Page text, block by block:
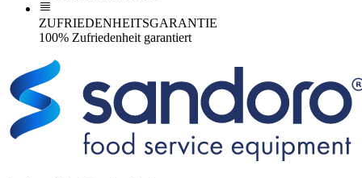
ZUFRIEDENHEITSGARANTIE
100% Zufriedenheit garantiert